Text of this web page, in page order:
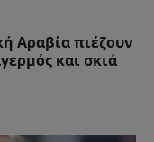
Αραβία πιέζουν
και σκιά